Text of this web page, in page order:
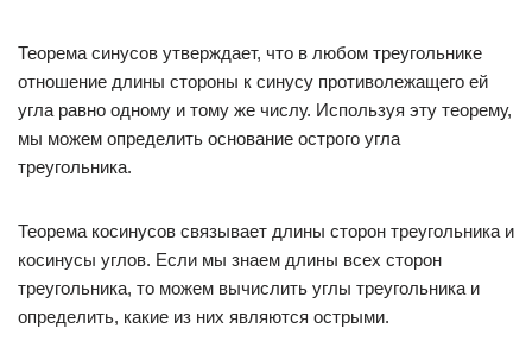
Теорема синусов утверждает, что в любом треугольнике
отношение длины стороны к синусу противолежащего ей
угла равно одному и тому же числу. Используя эту теорему,
мы можем определить основание острого угла
треугольника.
Теорема косинусов связывает длины сторон треугольника и
косинусы углов. Если мы знаем длины всех сторон
треугольника, то можем вычислить углы треугольника и
определить, какие из них являются острыми.